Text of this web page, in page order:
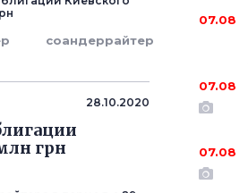
соандеррайтер
28.10.2020
грн
07.08
07.08
07.08